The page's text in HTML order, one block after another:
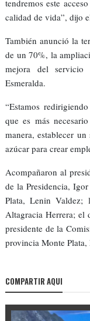
tendremos este
calidad de vida”, dijo
También anunció la
de un 70%, la
mejora del
Esmeralda.
“Estamos
que es más
manera, establecer
azúcar para crear
Acompañaron al
de la Presidencia,
Plata, Lenin Valdez;
Altagracia Herrera; el
presidente de la
provincia Monte Plata,
COMPARTIR AQUI